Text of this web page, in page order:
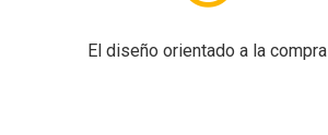
El diseño orientado a la compra